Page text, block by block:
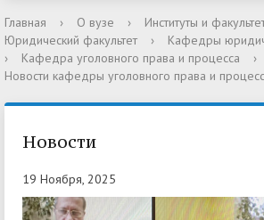
Главная › О вузе › Институты и
Юридический факультет
›
Кафедры
›
Кафедра уголовного права и процесса
›
Новости кафедры уголовного права и
Новости
19 Ноября, 2025